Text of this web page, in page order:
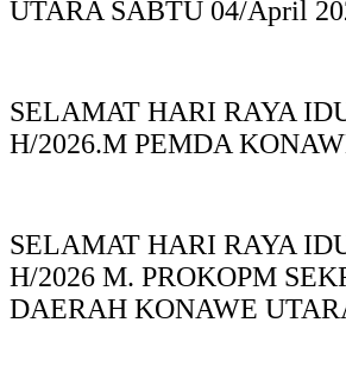
UTARA SABTU 04/April
SELAMAT HARI RAYA
H/2026.M PEMDA
SELAMAT HARI RAYA
H/2026 M. PROKOPM
DAERAH KONAWE